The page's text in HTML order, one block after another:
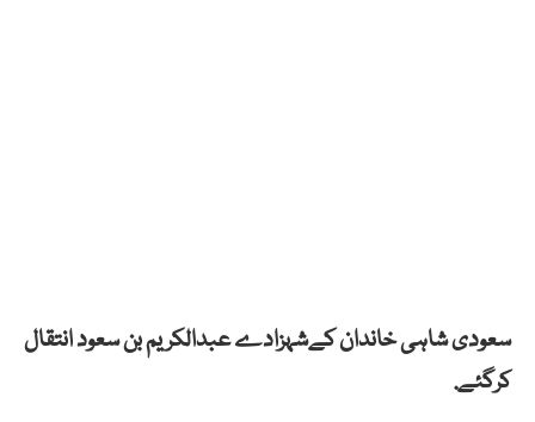
سعودی شاہی خاندان کےشہزادے عبدالکریم بن سعود انتقال
کرگئے.